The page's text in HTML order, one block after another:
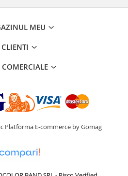
MEU
CLIENTI
COMERCIALE
Platforma E-commerce by Gomag